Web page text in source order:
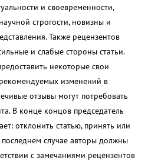
и своевременности,
строгости, новизны и
Также рецензентов
и слабые стороны статьи.
некоторые свои
изменений в
отзывы могут потребовать
В конце концов председатель
отклонить статью, принять или
случае авторы должны
с замечаниями рецензентов